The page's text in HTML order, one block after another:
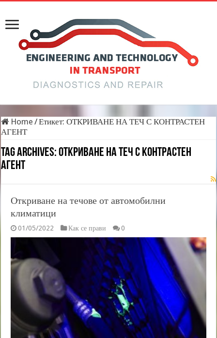
Home /Етикет:ОТКРИВАНЕ НА ТЕЧ С КОНТРАСТЕН
АГЕНТ
Tag Archives:ОТКРИВАНЕ НА ТЕЧ С КОНТРАСТЕН
АГЕНТ
Откриване на течове от автомобилни
климатици
01/05/2022 Как се прави 0